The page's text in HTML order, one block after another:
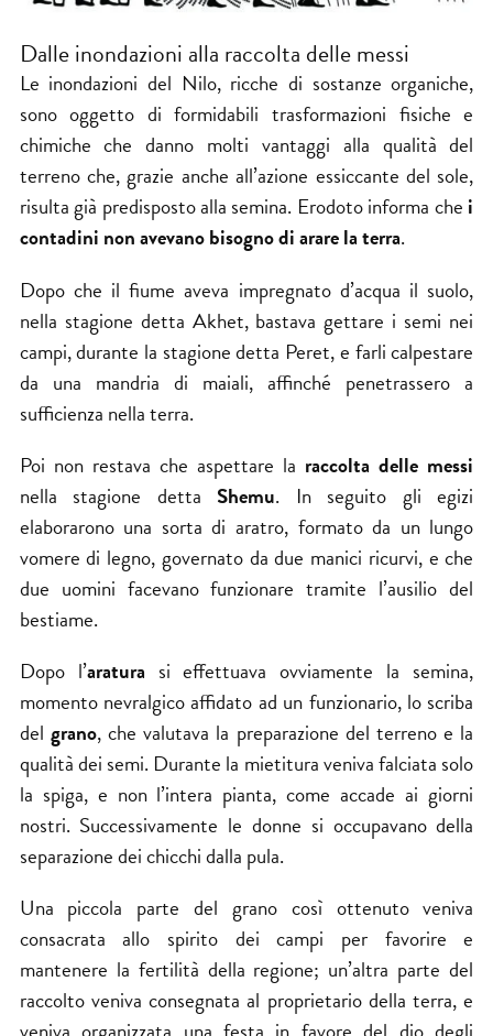
Dalle inondazioni alla raccolta delle messi
Le inondazioni del Nilo, ricche di sostanze organiche,
sono oggetto di formidabili trasformazioni fisiche e
chimiche che danno molti vantaggi alla qualità del
terreno che, grazie anche all’azione essiccante del sole,
risulta già predisposto alla semina. Erodoto informa che i
contadini non avevano bisogno di arare la terra.
Dopo che il fiume aveva impregnato d’acqua il suolo,
nella stagione detta Akhet, bastava gettare i semi nei
campi, durante la stagione detta Peret, e farli calpestare
da una mandria di maiali, affinché penetrassero a
sufficienza nella terra.
Poi non restava che aspettare la raccolta delle messi
nella stagione detta Shemu. In seguito gli egizi
elaborarono una sorta di aratro, formato da un lungo
vomere di legno, governato da due manici ricurvi, e che
due uomini facevano funzionare tramite l’ausilio del
bestiame.
Dopo l’aratura si effettuava ovviamente la semina,
momento nevralgico affidato ad un funzionario, lo scriba
del grano, che valutava la preparazione del terreno e la
qualità dei semi. Durante la mietitura veniva falciata solo
la spiga, e non l’intera pianta, come accade ai giorni
nostri. Successivamente le donne si occupavano della
separazione dei chicchi dalla pula.
Una piccola parte del grano così ottenuto veniva
consacrata allo spirito dei campi per favorire e
mantenere la fertilità della regione; un’altra parte del
raccolto veniva consegnata al proprietario della terra, e